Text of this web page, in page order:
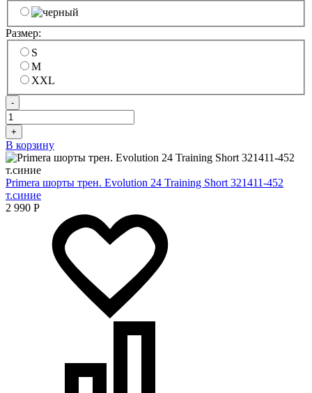
Размер:
S
M
XXL
-
+
В корзину
Primera шорты трен. Evolution 24 Training Short 321411-452
т.синие
2 990 Р